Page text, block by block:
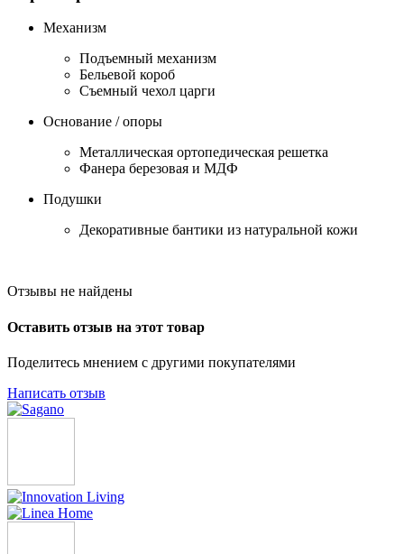
Механизм
Подъемный механизм
Бельевой короб
Съемный чехол царги
Основание / опоры
Металлическая ортопедическая решетка
Фанера березовая и МДФ
Подушки
Декоративные бантики из натуральной кожи
Отзывы не найдены
Оставить отзыв на этот товар
Поделитесь мнением с другими покупателями
Написать отзыв